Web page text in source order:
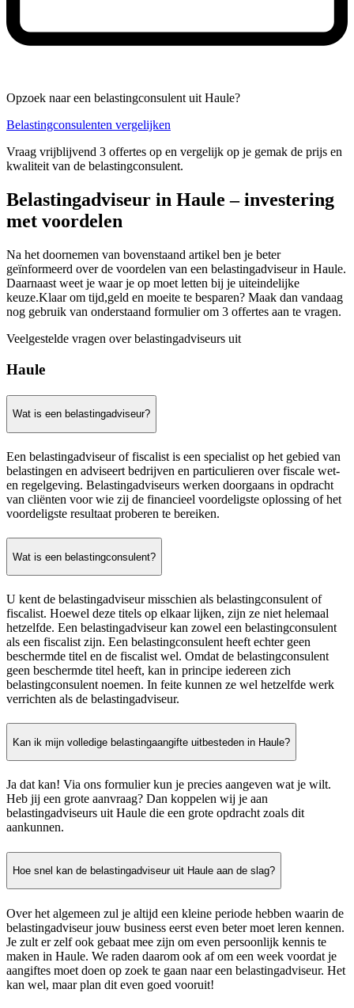
Opzoek naar een belastingconsulent uit Haule?
Belastingconsulenten vergelijken
Vraag vrijblijvend 3 offertes op en vergelijk op je gemak de prijs en
kwaliteit van de belastingconsulent.
Belastingadviseur in Haule – investering
met voordelen
Na het doornemen van bovenstaand artikel ben je beter
geïnformeerd over de voordelen van een belastingadviseur in Haule.
Daarnaast weet je waar je op moet letten bij je uiteindelijke
keuze.Klaar om tijd,geld en moeite te besparen? Maak dan vandaag
nog gebruik van onderstaand formulier om 3 offertes aan te vragen.
Veelgestelde vragen over belastingadviseurs uit
Haule
Wat is een belastingadviseur?
Een belastingadviseur of fiscalist is een specialist op het gebied van
belastingen en adviseert bedrijven en particulieren over fiscale wet-
en regelgeving. Belastingadviseurs werken doorgaans in opdracht
van cliënten voor wie zij de financieel voordeligste oplossing of het
voordeligste resultaat proberen te bereiken.
Wat is een belastingconsulent?
U kent de belastingadviseur misschien als belastingconsulent of
fiscalist. Hoewel deze titels op elkaar lijken, zijn ze niet helemaal
hetzelfde. Een belastingadviseur kan zowel een belastingconsulent
als een fiscalist zijn. Een belastingconsulent heeft echter geen
beschermde titel en de fiscalist wel. Omdat de belastingconsulent
geen beschermde titel heeft, kan in principe iedereen zich
belastingconsulent noemen. In feite kunnen ze wel hetzelfde werk
verrichten als de belastingadviseur.
Kan ik mijn volledige belastingaangifte uitbesteden in Haule?
Ja dat kan! Via ons formulier kun je precies aangeven wat je wilt.
Heb jij een grote aanvraag? Dan koppelen wij je aan
belastingadviseurs uit Haule die een grote opdracht zoals dit
aankunnen.
Hoe snel kan de belastingadviseur uit Haule aan de slag?
Over het algemeen zul je altijd een kleine periode hebben waarin de
belastingadviseur jouw business eerst even beter moet leren kennen.
Je zult er zelf ook gebaat mee zijn om even persoonlijk kennis te
maken in Haule. We raden daarom ook af om een week voordat je
aangiftes moet doen op zoek te gaan naar een belastingadviseur. Het
kan wel, maar plan dit even goed vooruit!